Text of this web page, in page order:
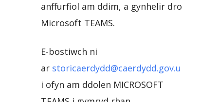
anffurfiol am ddim, a gynhelir dros
Microsoft TEAMS.
E-bostiwch ni
ar storicaerdydd@caerdydd.gov.uk
i ofyn am ddolen MICROSOFT